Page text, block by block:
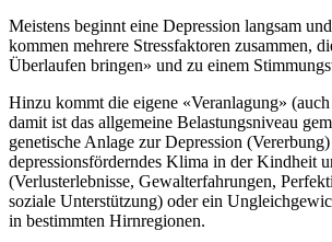
Meistens beginnt eine Depression langsam
kommen mehrere Stressfaktoren zusammen,
Überlaufen bringen» und zu einem
Hinzu kommt die eigene «Veranlagung»
damit ist das allgemeine Belastungsniveau
genetische Anlage zur Depression
depressionsförderndes Klima in der Kindheit
(Verlusterlebnisse, Gewalterfahrungen,
soziale Unterstützung) oder ein
in bestimmten Hirnregionen.